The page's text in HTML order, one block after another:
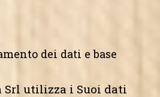
dei dati e base
Srl utilizza i Suoi dati